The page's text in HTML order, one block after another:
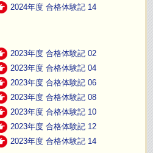
2024年度 合格体験記 14
2023年度 合格体験記 02
2023年度 合格体験記 04
2023年度 合格体験記 06
2023年度 合格体験記 08
2023年度 合格体験記 10
2023年度 合格体験記 12
2023年度 合格体験記 14